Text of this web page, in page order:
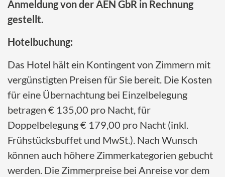
Anmeldung von der AEN GbR in Rechnung
gestellt.
Hotelbuchung:
Das Hotel hält ein Kontingent von Zimmern mit
vergünstigten Preisen für Sie bereit. Die Kosten
für eine Übernachtung bei Einzelbelegung
betragen € 135,00 pro Nacht, für
Doppelbelegung € 179,00 pro Nacht (inkl.
Frühstücksbuffet und MwSt.). Nach Wunsch
können auch höhere Zimmerkategorien gebucht
werden. Die Zimmerpreise bei Anreise vor dem